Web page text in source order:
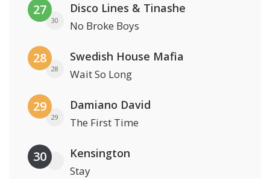
27
30
Disco Lines & Tinashe
No Broke Boys
28
28
Swedish House Mafia
Wait So Long
29
29
Damiano David
The First Time
30 Kensington
Stay